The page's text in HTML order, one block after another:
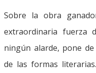
Sobre la obra
extraordinaria fuerza
ningún alarde, pone
de las formas